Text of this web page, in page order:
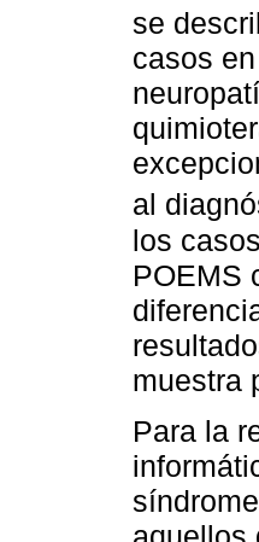
se
casos
al
los
POEMS
muestra
Para la